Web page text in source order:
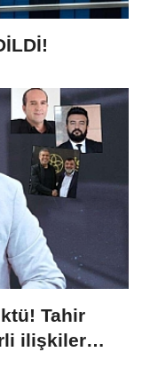
Tahir
ilişkiler